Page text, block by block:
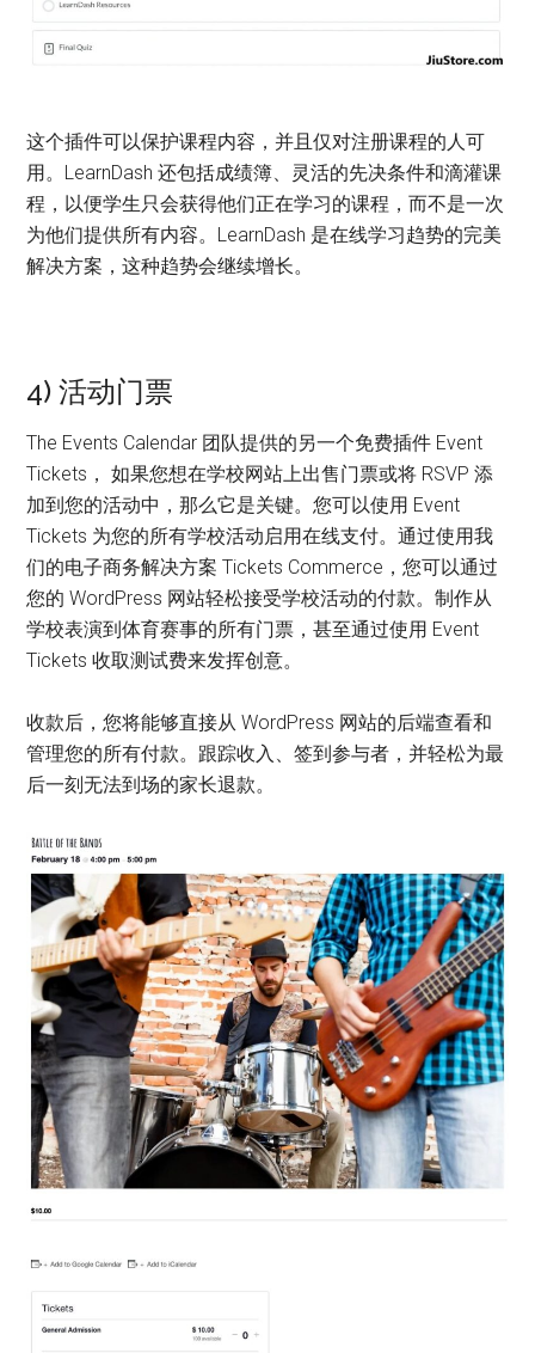
这个插件可以保护课程内容，并且仅对注册课程的人可
用。LearnDash 还包括成绩簿、灵活的先决条件和滴灌课
程，以便学生只会获得他们正在学习的课程，而不是一次
为他们提供所有内容。LearnDash 是在线学习趋势的完美
解决方案，这种趋势会继续增长。
4) 活动门票
The Events Calendar 团队提供的另一个免费插件 Event
Tickets， 如果您想在学校网站上出售门票或将 RSVP 添
加到您的活动中，那么它是关键。您可以使用 Event
Tickets 为您的所有学校活动启用在线支付。通过使用我
们的电子商务解决方案 Tickets Commerce，您可以通过
您的 WordPress 网站轻松接受学校活动的付款。制作从
学校表演到体育赛事的所有门票，甚至通过使用 Event
Tickets 收取测试费来发挥创意。
收款后，您将能够直接从 WordPress 网站的后端查看和
管理您的所有付款。跟踪收入、签到参与者，并轻松为最
后一刻无法到场的家长退款。